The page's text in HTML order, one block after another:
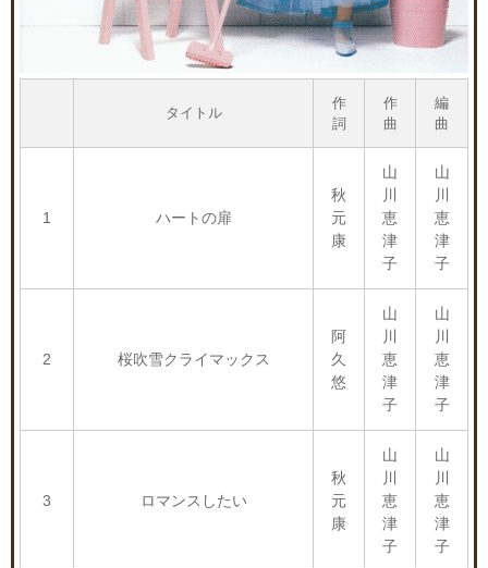
タイトル
作
詞
作
曲
編
曲
1 ハートの扉
秋
元
康
山
川
恵
津
子
山
川
恵
津
子
2 桜吹雪クライマックス
阿
久
悠
山
川
恵
津
子
山
川
恵
津
子
3 ロマンスしたい
秋
元
康
山
川
恵
津
子
山
川
恵
津
子